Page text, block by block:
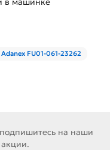
FU01-061-23262
на наши